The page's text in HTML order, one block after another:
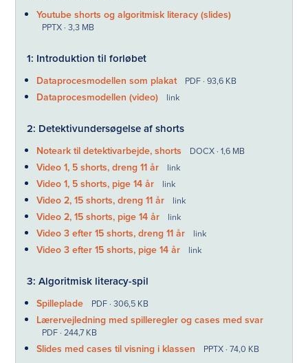
Youtube shorts og algoritmisk literacy (slides)
PPTX · 3,3 MB
1: Introduktion til forløbet
Dataprocesmodellen som plakat PDF · 93,6 KB
Dataprocesmodellen (video) link
2: Detektivundersøgelse af shorts
Noteark til detektivarbejde, shorts DOCX · 1,6 MB
Video 1, 5 shorts, dreng 11 år link
Video 1, 5 shorts, pige 14 år link
Video 2, 15 shorts, dreng 11 år link
Video 2, 15 shorts, pige 14 år link
Video 3 efter 15 shorts, dreng 11 år link
Video 3 efter 15 shorts, pige 14 år link
3: Algoritmisk literacy-spil
Spilleplade PDF · 306,5 KB
Lærervejledning med spilleregler og cases med svar
PDF · 244,7 KB
Slides med cases til visning i klassen PPTX · 74,0 KB